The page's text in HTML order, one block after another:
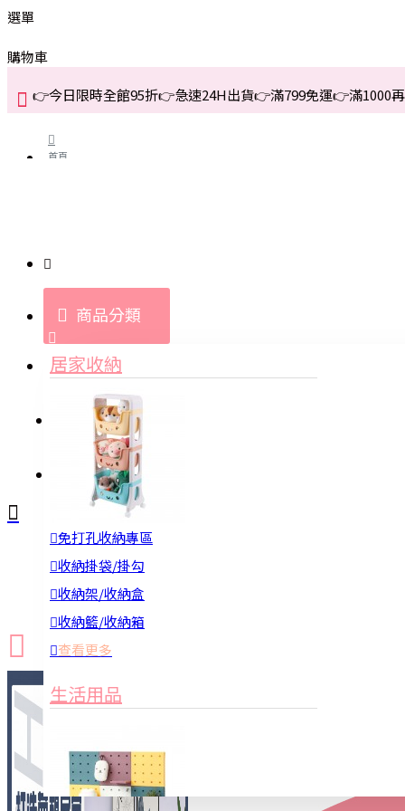
選單
購物車
👉今日限時全館95折👉急速24H出貨👉滿799免運👉滿1000
首頁
商品分類
居家收納
免打孔收納專區
收納掛袋/掛勾
收納架/收納盒
收納籃/收納箱
查看更多
生活用品
登入
新品上市